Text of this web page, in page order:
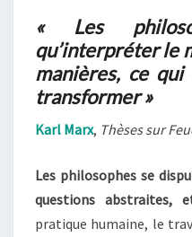
« Les
qu’interpréter le
manières, ce
transformer »
Karl Marx, Thèses sur
Les philosophes se
questions abstraites,
pratique humaine, le